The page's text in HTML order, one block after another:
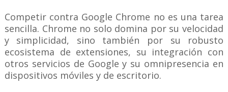
Competir contra Google Chrome no es una tarea
sencilla. Chrome no solo domina por su velocidad
y simplicidad, sino también por su robusto
ecosistema de extensiones, su integración con
otros servicios de Google y su omnipresencia en
dispositivos móviles y de escritorio.